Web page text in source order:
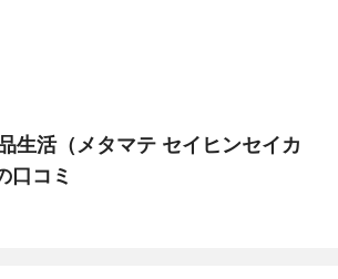
生活（メタマテ セイヒンセイカ
口コミ